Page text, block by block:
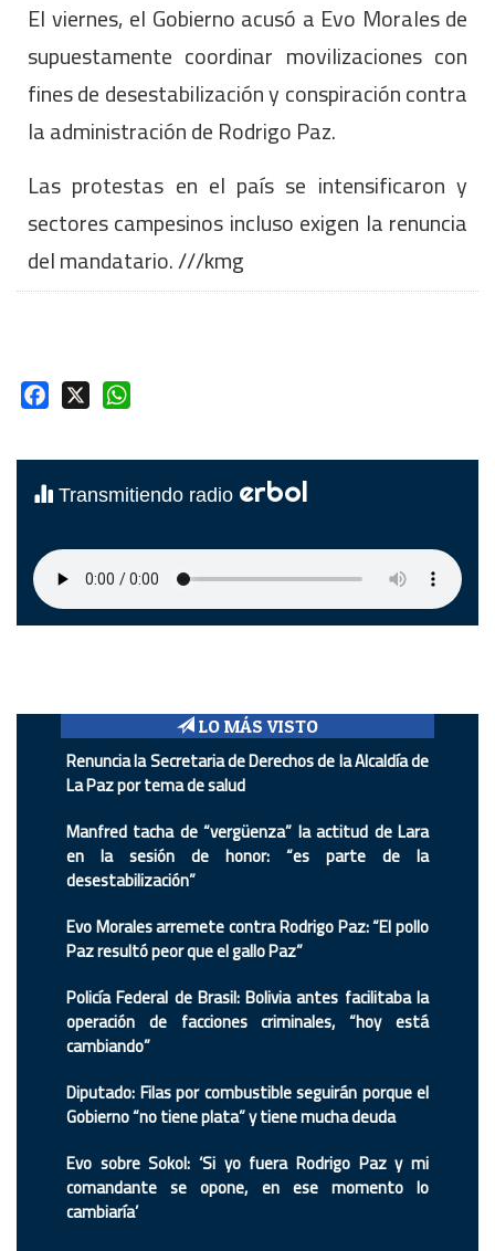
El viernes, el Gobierno acusó a Evo Morales de
supuestamente coordinar movilizaciones con
fines de desestabilización y conspiración contra
la administración de Rodrigo Paz.
Las protestas en el país se intensificaron y
sectores campesinos incluso exigen la renuncia
del mandatario. ///kmg
Facebook
Transmitiendo radio erbol
LO MÁS VISTO
Renuncia la Secretaria de Derechos de la Alcaldía de
La Paz por tema de salud
Manfred tacha de “vergüenza” la actitud de Lara
en la sesión de honor: “es parte de la
desestabilización”
Evo Morales arremete contra Rodrigo Paz: “El pollo
Paz resultó peor que el gallo Paz”
Policía Federal de Brasil: Bolivia antes facilitaba la
operación de facciones criminales, “hoy está
cambiando”
Diputado: Filas por combustible seguirán porque el
Gobierno “no tiene plata” y tiene mucha deuda
Evo sobre Sokol: ‘Si yo fuera Rodrigo Paz y mi
comandante se opone, en ese momento lo
cambiaría’